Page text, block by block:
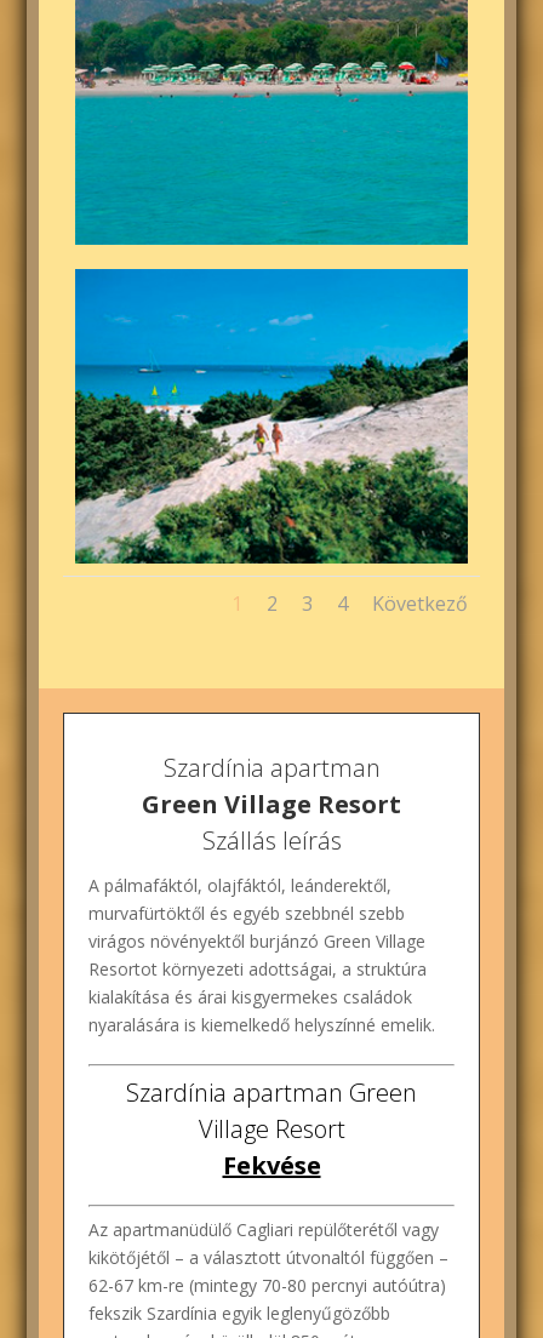
1 2 3 4 Következő
Szardínia apartman
Green Village Resort
Szállás leírás
A pálmafáktól, olajfáktól, leánderektől,
murvafürtöktől és egyéb szebbnél szebb
virágos növényektől burjánzó Green Village
Resortot környezeti adottságai, a struktúra
kialakítása és árai kisgyermekes családok
nyaralására is kiemelkedő helyszínné emelik.
Szardínia apartman Green
Village Resort
Fekvése
Az apartmanüdülő Cagliari repülőterétől vagy
kikötőjétől – a választott útvonaltól függően –
62-67 km-re (mintegy 70-80 percnyi autóútra)
fekszik Szardínia egyik leglenyűgözőbb